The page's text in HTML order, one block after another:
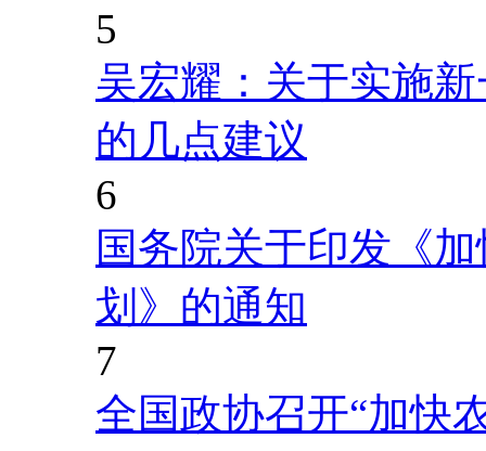
5
吴宏耀：关于实施
的几点建议
6
国务院关于印发《
划》的通知
7
全国政协召开“加快